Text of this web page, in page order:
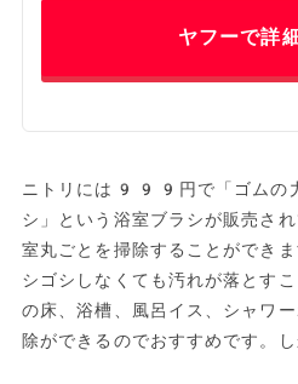
ヤフーで詳
ニトリには999円で「ゴムの
シ」という浴室ブラシが販売さ
室丸ごとを掃除することができ
シゴシしなくても汚れが落とす
の床、浴槽、風呂イス、シャワ
除ができるのでおすすめです